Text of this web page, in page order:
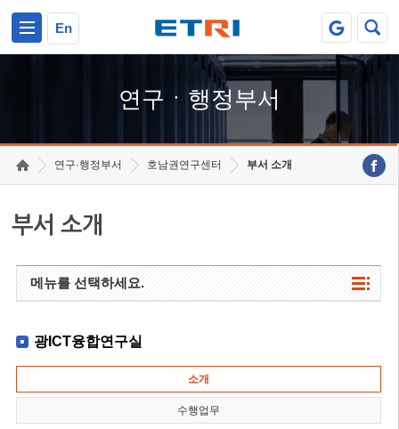
En
연구ㆍ행정부서
연구·행정부서 호남권연구센터 부서 소개
부서 소개
메뉴를 선택하세요.
광ICT융합연구실
소개
수행업무